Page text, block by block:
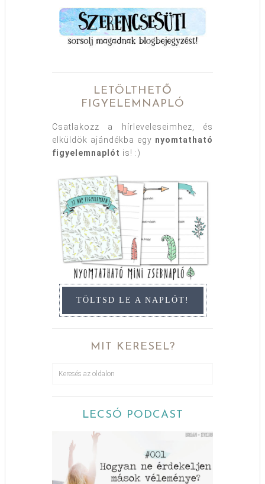
LETÖLTHETŐ
FIGYELEMNAPLÓ
Csatlakozz a hírleveleseimhez, és
elküldök ajándékba egy nyomtatható
figyelemnaplót is! :)
TÖLTSD LE A NAPLÓT!
MIT KERESEL?
LECSÓ PODCAST